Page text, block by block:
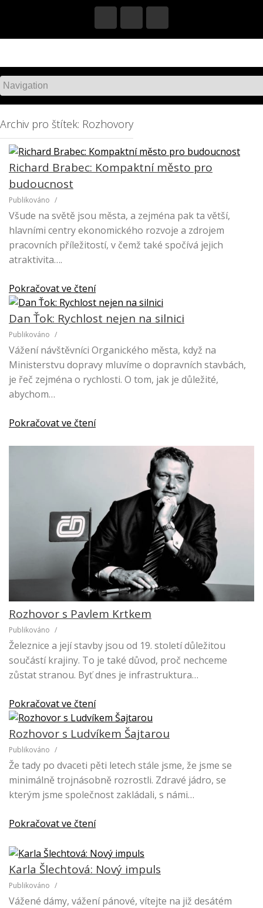
o
c
o
n
Archiv pro štítek: Rozhovory
Richard Brabec: Kompaktní město pro
budoucnost
Publikováno /
Všude na světě jsou města, a zejména pak ta větší,
hlavními centry ekonomického rozvoje a zdrojem
pracovních příležitostí, v čemž také spočívá jejich
atraktivita….
Pokračovat ve čtení
Dan Ťok: Rychlost nejen na silnici
Publikováno /
Vážení návštěvníci Organického města, když na
Ministerstvu dopravy mluvíme o dopravních stavbách,
je řeč zejména o rychlosti. O tom, jak je důležité,
abychom…
Pokračovat ve čtení
Rozhovor s Pavlem Krtkem
Publikováno /
Železnice a její stavby jsou od 19. století důležitou
součástí krajiny. To je také důvod, proč nechceme
zůstat stranou. Byť dnes je infrastruktura…
Pokračovat ve čtení
Rozhovor s Ludvíkem Šajtarou
Publikováno /
Že tady po dvaceti pěti letech stále jsme, že jsme se
minimálně trojnásobně rozrostli. Zdravé jádro, se
kterým jsme společnost zakládali, s námi…
Pokračovat ve čtení
Karla Šlechtová: Nový impuls
Publikováno /
Vážené dámy, vážení pánové, vítejte na již desátém